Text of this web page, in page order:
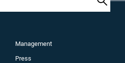
Management
Press